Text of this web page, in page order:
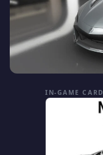
IN-GAME CARD